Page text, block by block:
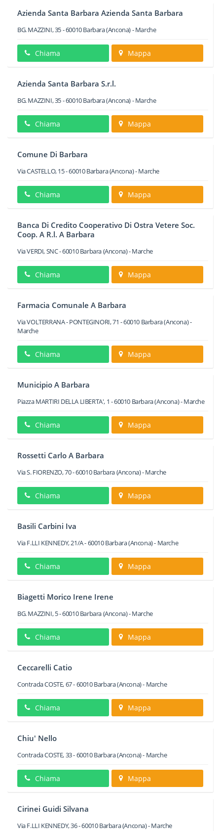
Azienda Santa Barbara Azienda Santa Barbara
BG. MAZZINI, 35-60010Barbara(Ancona) -Marche
Chiama Mappa
Azienda Santa Barbara S.r.l.
BG. MAZZINI, 35-60010Barbara(Ancona) -Marche
Chiama Mappa
Comune Di Barbara
Via CASTELLO, 15-60010Barbara(Ancona) -Marche
Chiama Mappa
Banca Di Credito Cooperativo Di Ostra Vetere Soc.
Coop. A R.l. A Barbara
Via VERDI, SNC-60010 Barbara(Ancona) -Marche
Chiama Mappa
Farmacia Comunale A Barbara
Via VOLTERRANA - PONTEGINORI, 71 -60010 Barbara(Ancona) -
Marche
Chiama Mappa
Municipio A Barbara
Piazza MARTIRI DELLA LIBERTA', 1 -60010 Barbara(Ancona) -Marche
Chiama Mappa
Rossetti Carlo A Barbara
Via S. FIORENZO, 70-60010 Barbara(Ancona) -Marche
Chiama Mappa
Basili Carbini Iva
Via F.LLI KENNEDY, 21/A-60010Barbara(Ancona) - Marche
Chiama Mappa
Biagetti Morico Irene Irene
BG. MAZZINI, 5-60010 Barbara(Ancona) -Marche
Chiama Mappa
Ceccarelli Catio
Contrada COSTE, 67-60010Barbara(Ancona) - Marche
Chiama Mappa
Chiu' Nello
Contrada COSTE, 33-60010Barbara(Ancona) - Marche
Chiama Mappa
Cirinei Guidi Silvana
Via F.LLI KENNEDY, 36-60010Barbara(Ancona) -Marche